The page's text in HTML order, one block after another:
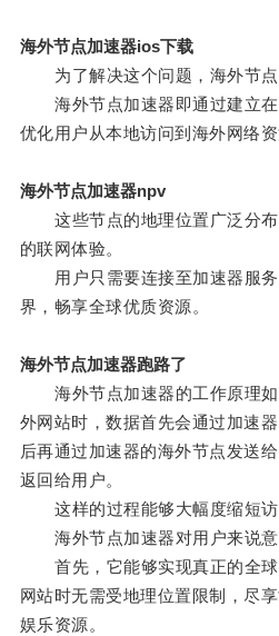
海外节点加速器ios下载
为了解决这个问题，海外节点
海外节点加速器即通过建立在
优化用户从本地访问到海外网络资
海外节点加速器npv
这些节点的地理位置广泛分布
的联网体验。
用户只需要连接至加速器服务
界，畅享全球优质资源。
海外节点加速器跑路了
海外节点加速器的工作原理如
外网站时，数据首先会通过加速
后再通过加速器的海外节点发送
返回给用户。
这样的过程能够大幅度缩短访
海外节点加速器对用户来说意
首先，它能够实现真正的全球
网站时无需受地理位置限制，尽
娱乐资源。